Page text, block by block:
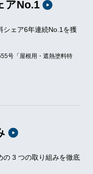
アNo.1
シェア6年連続No.1を獲
号「屋根用・遮熱塗料特
の 3 つの取り組みを徹底